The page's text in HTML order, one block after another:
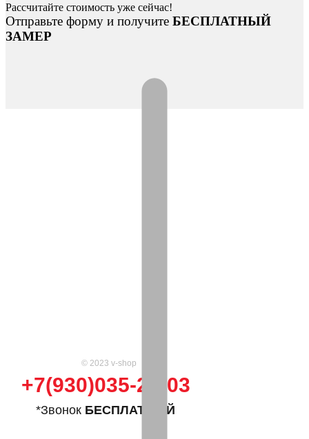
Рассчитайте стоимость уже сейчас!
Отправьте форму и получите БЕСПЛАТНЫЙ
ЗАМЕР
© 2023 v-shop
+7(930)035-25-03
*Звонок БЕСПЛАТНЫЙ